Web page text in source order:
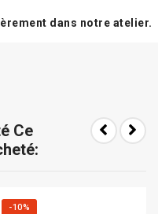
dans notre atelier.
Ce
-10%